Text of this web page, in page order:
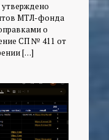
МТЛ-фонда
о
СП № 411 от
[…]